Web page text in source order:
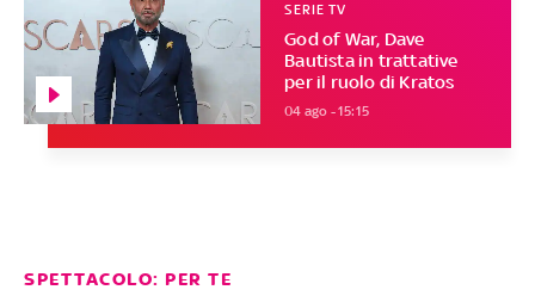
God of War, Dave
Bautista in trattative
per il ruolo di Kratos
SERIE TV
04 ago - 15:15
SPETTACOLO: PER TE